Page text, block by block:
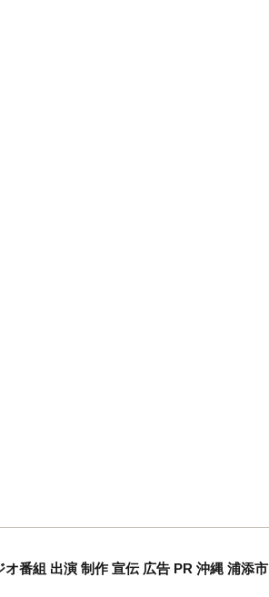
番組 出演 制作 宣伝 広告 PR 沖縄 浦添市